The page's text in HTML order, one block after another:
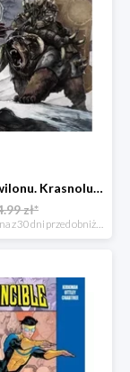
Świat Akwilonu. Krasnoludy. Jorun z Bractwa Kuźni. Tom 6 Egmont
zł*
*najniższa cena z 30 dni przed obniżką